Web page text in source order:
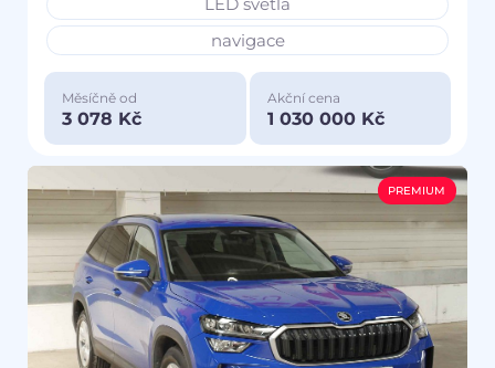
LED světla
navigace
Měsíčně od
3 078 Kč
Akční cena
1 030 000 Kč
PREMIUM